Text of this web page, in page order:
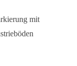
mit